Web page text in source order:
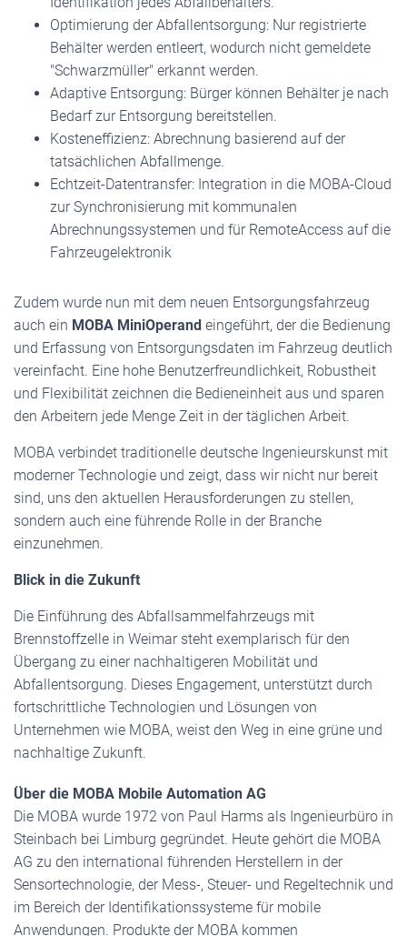
Optimierung der Abfallentsorgung: Nur registrierte
Behälter werden entleert, wodurch nicht gemeldete
"Schwarzmüller" erkannt werden.
Adaptive Entsorgung: Bürger können Behälter je nach
Bedarf zur Entsorgung bereitstellen.
Kosteneffizienz: Abrechnung basierend auf der
tatsächlichen Abfallmenge.
Echtzeit-Datentransfer: Integration in die MOBA-Cloud
zur Synchronisierung mit kommunalen
Abrechnungssystemen und für RemoteAccess auf die
Fahrzeugelektronik
Zudem wurde nun mit dem neuen Entsorgungsfahrzeug
auch ein MOBA MiniOperand eingeführt, der die Bedienung
und Erfassung von Entsorgungsdaten im Fahrzeug deutlich
vereinfacht. Eine hohe Benutzerfreundlichkeit, Robustheit
und Flexibilität zeichnen die Bedieneinheit aus und sparen
den Arbeitern jede Menge Zeit in der täglichen Arbeit.
MOBA verbindet traditionelle deutsche Ingenieurskunst mit
moderner Technologie und zeigt, dass wir nicht nur bereit
sind, uns den aktuellen Herausforderungen zu stellen,
sondern auch eine führende Rolle in der Branche
einzunehmen.
Blick in die Zukunft
Die Einführung des Abfallsammelfahrzeugs mit
Brennstoffzelle in Weimar steht exemplarisch für den
Übergang zu einer nachhaltigeren Mobilität und
Abfallentsorgung. Dieses Engagement, unterstützt durch
fortschrittliche Technologien und Lösungen von
Unternehmen wie MOBA, weist den Weg in eine grüne und
nachhaltige Zukunft.
Über die MOBA Mobile Automation AG
Die MOBA wurde 1972 von Paul Harms als Ingenieurbüro in
Steinbach bei Limburg gegründet. Heute gehört die MOBA
AG zu den international führenden Herstellern in der
Sensortechnologie, der Mess-, Steuer- und Regeltechnik und
im Bereich der Identifikationssysteme für mobile
Anwendungen. Produkte der MOBA kommen